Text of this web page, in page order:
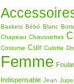
Baskets Bébé Blanc
Chapeau Chaussettes
Costume Cuir Culotte
Femme
Indispensable Jean Jupe